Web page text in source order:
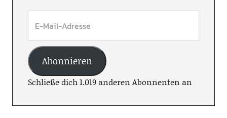
Abonnieren
Schließe dich 1.019 anderen Abonnenten an